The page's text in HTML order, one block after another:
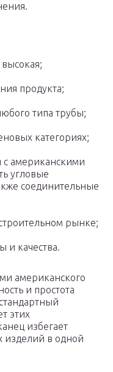
продукта;
типа трубы;
категориях;
с американскими
угловые
соединительные
рынке;
и качества.
американского
и простота
этих
избегает
изделий в одной